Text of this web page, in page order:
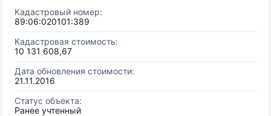
Кадастровый номер:
89:06:020101:389
Кадастровая стоимость:
10 131 608,67
Дата обновления стоимости:
21.11.2016
Статус объекта:
Ранее учтенный